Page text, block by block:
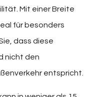
Mit einer Breite
für besonders
dass diese
nicht den
entspricht.